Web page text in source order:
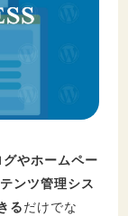
やホームペー
ンツ管理シス
るだけでな